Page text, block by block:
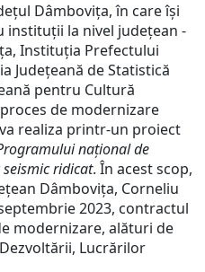
Dâmbovița, în care își
instituții la nivel județean -
Instituția Prefectului
Județeană de Statistică
pentru Cultură
de modernizare
realiza printr-un proiect
național de
ridicat. În acest scop,
Dâmbovița, Corneliu
2023, contractul
modernizare, alături de
Lucrărilor